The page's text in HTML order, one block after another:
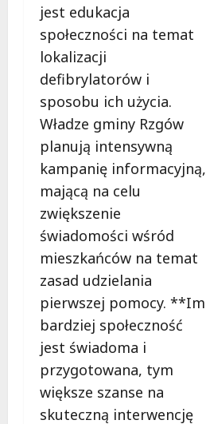
jest edukacja
społeczności na temat
lokalizacji
defibrylatorów i
sposobu ich użycia.
Władze gminy Rzgów
planują intensywną
kampanię informacyjną,
mającą na celu
zwiększenie
świadomości wśród
mieszkańców na temat
zasad udzielania
pierwszej pomocy. **Im
bardziej społeczność
jest świadoma i
przygotowana, tym
większe szanse na
skuteczną interwencję